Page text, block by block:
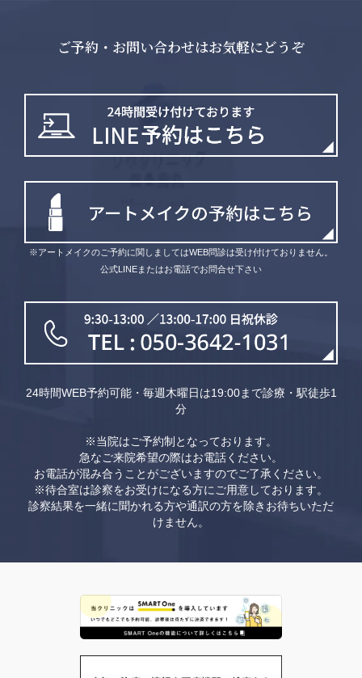
ご予約・お問い合わせはお気軽にどうぞ
※アートメイクのご予約に関しましてはWEB問診は受け付けておりません。
公式LINEまたはお電話でお問合せ下さい
24時間WEB予約可能・毎週木曜日は19:00まで診療・駅徒歩1
分
※当院はご予約制となっております。
急なご来院希望の際はお電話ください。
お電話が混み合うことがございますのでご了承ください。
※待合室は診察をお受けになる方にご用意しております。
診察結果を一緒に聞かれる方や通訳の方を除きお待ちいただ
けません。